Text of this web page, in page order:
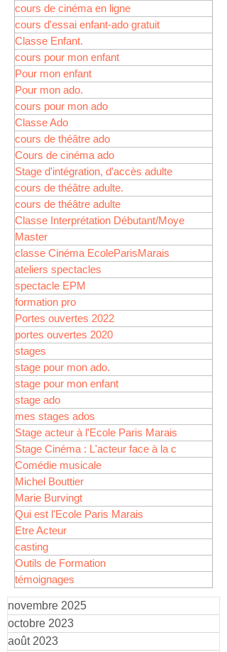
cours de cinéma en ligne
cours d'essai enfant-ado gratuit
Classe Enfant.
cours pour mon enfant
Pour mon enfant
Pour mon ado.
cours pour mon ado
Classe Ado
cours de théâtre ado
Cours de cinéma ado
Stage d'intégration, d'accès adulte
cours de théâtre adulte.
cours de théâtre adulte
Classe Interprétation Débutant/Moye
Master
classe Cinéma EcoleParisMarais
ateliers spectacles
spectacle EPM
formation pro
Portes ouvertes 2022
portes ouvertes 2020
stages
stage pour mon ado.
stage pour mon enfant
stage ado
mes stages ados
Stage acteur à l'Ecole Paris Marais
Stage Cinéma : L'acteur face à la c
Comédie musicale
Michel Bouttier
Marie Burvingt
Qui est l'Ecole Paris Marais
Etre Acteur
casting
Outils de Formation
témoignages
novembre 2025
octobre 2023
août 2023